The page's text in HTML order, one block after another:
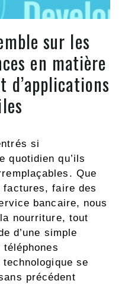
sur les
en matière
d’applications
si
quotidien qu’ils
Que
factures, faire des
bancaire, nous
nourriture, tout
d’une simple
se
précédent